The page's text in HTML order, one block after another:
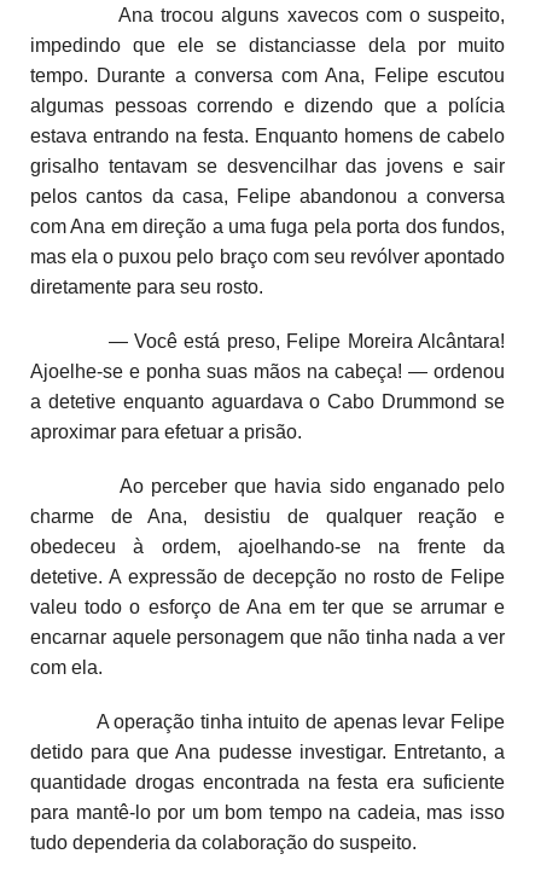
Ana trocou alguns xavecos com o suspeito,
impedindo que ele se distanciasse dela por muito
tempo. Durante a conversa com Ana, Felipe escutou
algumas pessoas correndo e dizendo que a polícia
estava entrando na festa. Enquanto homens de cabelo
grisalho tentavam se desvencilhar das jovens e sair
pelos cantos da casa, Felipe abandonou a conversa
com Ana em direção a uma fuga pela porta dos fundos,
mas ela o puxou pelo braço com seu revólver apontado
diretamente para seu rosto.
— Você está preso, Felipe Moreira Alcântara!
Ajoelhe-se e ponha suas mãos na cabeça! — ordenou
a detetive enquanto aguardava o Cabo Drummond se
aproximar para efetuar a prisão.
Ao perceber que havia sido enganado pelo
charme de Ana, desistiu de qualquer reação e
obedeceu à ordem, ajoelhando-se na frente da
detetive. A expressão de decepção no rosto de Felipe
valeu todo o esforço de Ana em ter que se arrumar e
encarnar aquele personagem que não tinha nada a ver
com ela.
A operação tinha intuito de apenas levar Felipe
detido para que Ana pudesse investigar. Entretanto, a
quantidade drogas encontrada na festa era suficiente
para mantê-lo por um bom tempo na cadeia, mas isso
tudo dependeria da colaboração do suspeito.